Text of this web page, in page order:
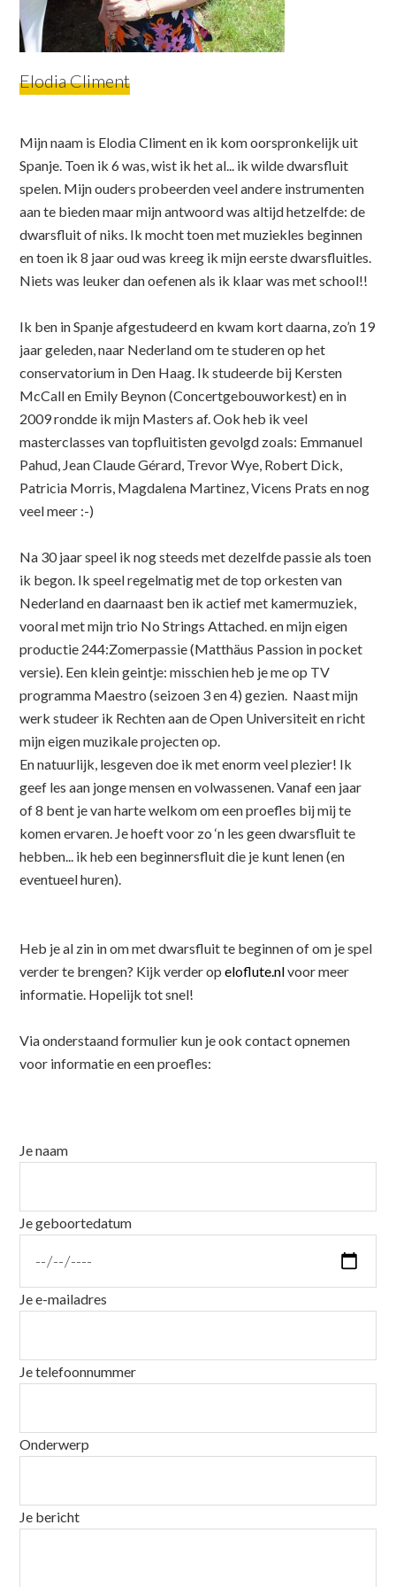
Elodia Climent
Mijn naam is Elodia Climent en ik kom oorspronkelijk uit
Spanje. Toen ik 6 was, wist ik het al... ik wilde dwarsfluit
spelen. Mijn ouders probeerden veel andere instrumenten
aan te bieden maar mijn antwoord was altijd hetzelfde: de
dwarsfluit of niks. Ik mocht toen met muziekles beginnen
en toen ik 8 jaar oud was kreeg ik mijn eerste dwarsfluitles.
Niets was leuker dan oefenen als ik klaar was met school!!
Ik ben in Spanje afgestudeerd en kwam kort daarna, zo’n 19
jaar geleden, naar Nederland om te studeren op het
conservatorium in Den Haag. Ik studeerde bij Kersten
McCall en Emily Beynon (Concertgebouworkest) en in
2009 rondde ik mijn Masters af. Ook heb ik veel
masterclasses van topfluitisten gevolgd zoals: Emmanuel
Pahud, Jean Claude Gérard, Trevor Wye, Robert Dick,
Patricia Morris, Magdalena Martinez, Vicens Prats en nog
veel meer :-)
Na 30 jaar speel ik nog steeds met dezelfde passie als toen
ik begon. Ik speel regelmatig met de top orkesten van
Nederland en daarnaast ben ik actief met kamermuziek,
vooral met mijn trio No Strings Attached. en mijn eigen
productie 244:Zomerpassie (Matthäus Passion in pocket
versie). Een klein geintje: misschien heb je me op TV
programma Maestro (seizoen 3 en 4) gezien. Naast mijn
werk studeer ik Rechten aan de Open Universiteit en richt
mijn eigen muzikale projecten op.
En natuurlijk, lesgeven doe ik met enorm veel plezier! Ik
geef les aan jonge mensen en volwassenen. Vanaf een jaar
of 8 bent je van harte welkom om een proefles bij mij te
komen ervaren. Je hoeft voor zo ‘n les geen dwarsfluit te
hebben... ik heb een beginnersfluit die je kunt lenen (en
eventueel huren).
Heb je al zin in om met dwarsfluit te beginnen of om je spel
verder te brengen? Kijk verder opeloflute.nlvoor meer
informatie. Hopelijk tot snel!
Via onderstaand formulier kun je ook contact opnemen
voor informatie en een proefles:
Je naam
Je geboortedatum
Je e-mailadres
Je telefoonnummer
Onderwerp
Je bericht